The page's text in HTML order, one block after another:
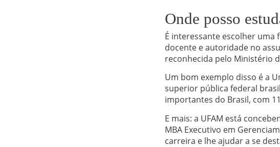
Onde posso
É interessante escolher
docente e autoridade no
reconhecida pelo Ministério
Um bom exemplo disso é a
superior pública federal
importantes do Brasil, com
E mais: a UFAM está
MBA Executivo em
carreira e lhe ajudar a se